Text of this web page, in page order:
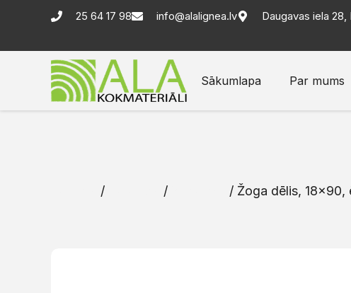
25 64 17 98 info@alalignea.lv Daugavas iela 28,
Sākumlapa Par mums
/ / / Žoga dēlis,